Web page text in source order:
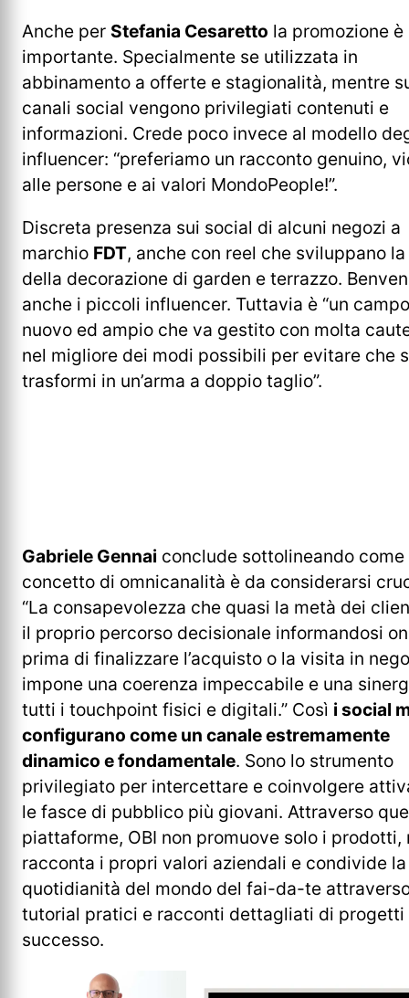
Anche per Stefania Cesaretto la promozione è
importante. Specialmente se utilizzata in
abbinamento a offerte e stagionalità, mentre
canali social vengono privilegiati contenuti e
informazioni. Crede poco invece al modello
influencer: “preferiamo un racconto genuino,
alle persone e ai valori MondoPeople!”.
Discreta presenza sui social di alcuni negozi a
marchio FDT, anche con reel che sviluppano
della decorazione di garden e terrazzo.
anche i piccoli influencer. Tuttavia è “un
nuovo ed ampio che va gestito con molta
nel migliore dei modi possibili per evitare che
trasformi in un’arma a doppio taglio”.
Gabriele Gennai conclude sottolineando come
concetto di omnicanalità è da considerarsi
“La consapevolezza che quasi la metà dei
il proprio percorso decisionale informandosi
prima di finalizzare l’acquisto o la visita in
impone una coerenza impeccabile e una
tutti i touchpoint fisici e digitali.” Così i social
configurano come un canale estremamente
dinamico e fondamentale. Sono lo strumento
privilegiato per intercettare e coinvolgere
le fasce di pubblico più giovani. Attraverso
piattaforme, OBI non promuove solo i prodotti,
racconta i propri valori aziendali e condivide la
quotidianità del mondo del fai-da-te
tutorial pratici e racconti dettagliati di progetti
successo.